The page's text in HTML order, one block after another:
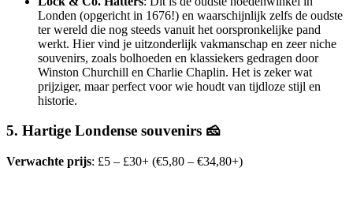
Londen (opgericht in 1676!) en waarschijnlijk zelfs de oudste
ter wereld die nog steeds vanuit het oorspronkelijke pand
werkt. Hier vind je uitzonderlijk vakmanschap en zeer niche
souvenirs, zoals bolhoeden en klassiekers gedragen door
Winston Churchill en Charlie Chaplin. Het is zeker wat
prijziger, maar perfect voor wie houdt van tijdloze stijl en
historie.
5. Hartige Londense souvenirs 🧀
Verwachte prijs: £5 – £30+ (€5,80 – €34,80+)